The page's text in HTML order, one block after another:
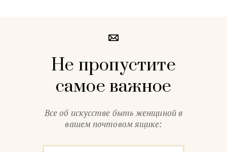
Не пропустите
самое важное
Все об искусстве быть женщиной в
вашем почтовом ящике: